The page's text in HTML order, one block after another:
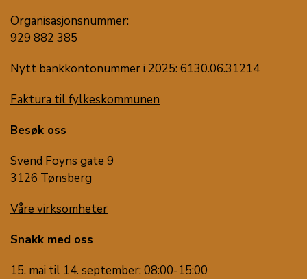
Organisasjonsnummer:
929 882 385
Nytt bankkontonummer i 2025: 6130.06.31214
Faktura til fylkeskommunen
Besøk oss
Svend Foyns gate 9
3126 Tønsberg
Våre virksomheter
Snakk med oss
15. mai til 14. september: 08:00-15:00